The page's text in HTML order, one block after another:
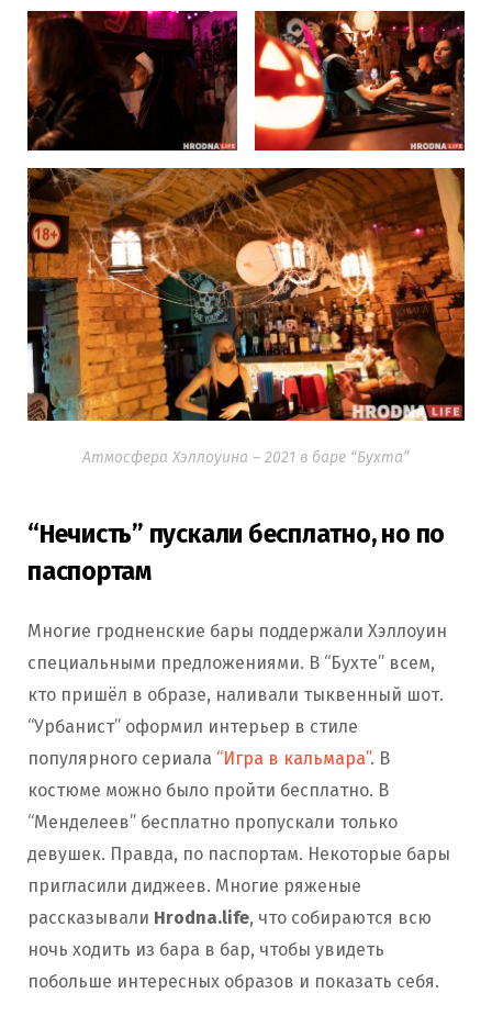
Атмосфера Хэллоуина – 2021 в баре “Бухта”
“Нечисть” пускали бесплатно, но по
паспортам
Многие гродненские бары поддержали Хэллоуин
специальными предложениями. В “Бухте” всем,
кто пришёл в образе, наливали тыквенный шот.
“Урбанист” оформил интерьер в стиле
популярного сериала “Игра в кальмара”. В
костюме можно было пройти бесплатно. В
“Менделеев” бесплатно пропускали только
девушек. Правда, по паспортам. Некоторые бары
пригласили диджеев. Многие ряженые
рассказывали Hrodna.life, что собираются всю
ночь ходить из бара в бар, чтобы увидеть
побольше интересных образов и показать себя.